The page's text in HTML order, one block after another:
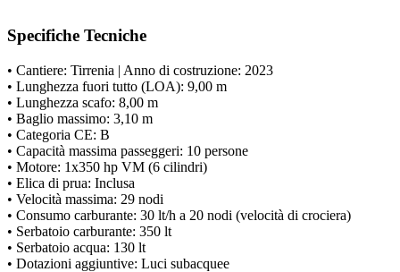
Specifiche Tecniche
• Cantiere: Tirrenia | Anno di costruzione: 2023
• Lunghezza fuori tutto (LOA): 9,00 m
• Lunghezza scafo: 8,00 m
• Baglio massimo: 3,10 m
• Categoria CE: B
• Capacità massima passeggeri: 10 persone
• Motore: 1x350 hp VM (6 cilindri)
• Elica di prua: Inclusa
• Velocità massima: 29 nodi
• Consumo carburante: 30 lt/h a 20 nodi (velocità di crociera)
• Serbatoio carburante: 350 lt
• Serbatoio acqua: 130 lt
• Dotazioni aggiuntive: Luci subacquee